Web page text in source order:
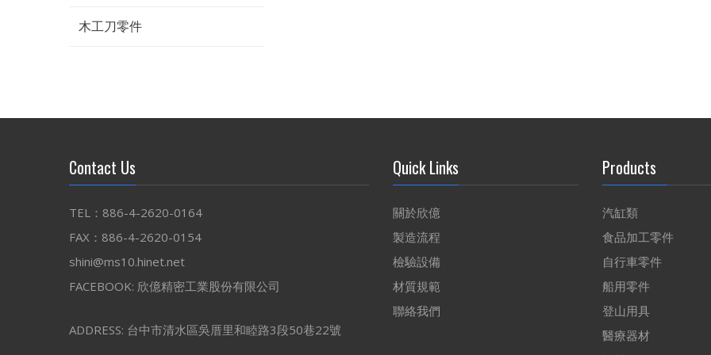
木工刀零件
Contact Us
TEL：886-4-2620-0164
FAX：886-4-2620-0154
shini@ms10.hinet.net
FACEBOOK: 欣億精密工業股份有限公司
ADDRESS: 台中市清水區吳厝里和睦路3段50巷22號
Quick Links
關於欣億
製造流程
檢驗設備
材質規範
聯絡我們
Products
汽缸類
食品加工零件
自行車零件
船用零件
登山用具
醫療器材